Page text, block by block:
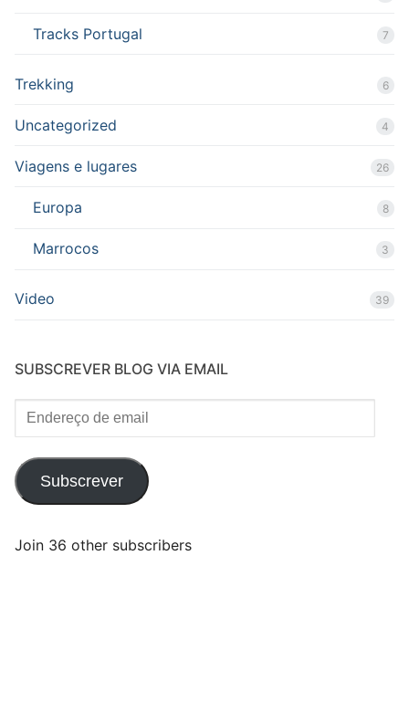
Tracks Portugal 7
Trekking 6
Uncategorized 4
Viagens e lugares 26
Europa 8
Marrocos 3
Video 39
SUBSCREVER BLOG VIA EMAIL
Endereço
de
email
Subscrever
Join 36 other subscribers